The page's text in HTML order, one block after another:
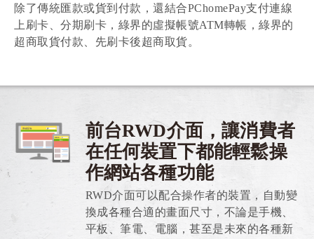
除了傳統匯款或貨到付款，還結合PChomePay支付連線
上刷卡、分期刷卡，綠界的虛擬帳號ATM轉帳，綠界的
超商取貨付款、先刷卡後超商取貨。
前台RWD介面，讓消費者
在任何裝置下都能輕鬆操
作網站各種功能
RWD介面可以配合操作者的裝置，自動變
換成各種合適的畫面尺寸，不論是手機、
平板、筆電、電腦，甚至是未來的各種新